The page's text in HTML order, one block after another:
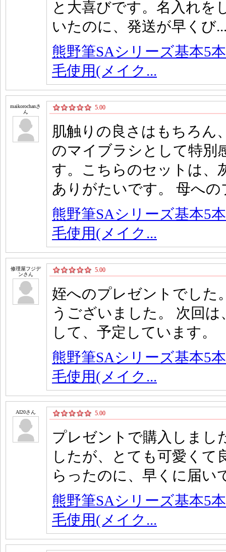
と大喜びです。名入れを
いたのに、発送が早くび
熊野筆SAシリーズ基本5
毛使用(メイク...
maikorochanさ
ん
5.00
肌触りの良さはもちろん
のマイブラシとして特別
す。こちらのセットは、
ありがたいです。 母へ
熊野筆SAシリーズ基本5
毛使用(メイク...
修理屋フジデ
ンさん
5.00
姪へのプレゼントでした
うございました。 次回
して、予定しています。
熊野筆SAシリーズ基本5
毛使用(メイク...
AI20さん 5.00
プレゼントで購入しまし
したが、とても可愛くて
らったのに、早くに届い
熊野筆SAシリーズ基本5
毛使用(メイク...